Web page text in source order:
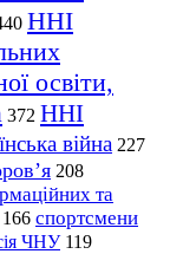
ННІ
освіти,
372 ННІ
війна 227
208
та
166 спортсмени
ЧНУ 119